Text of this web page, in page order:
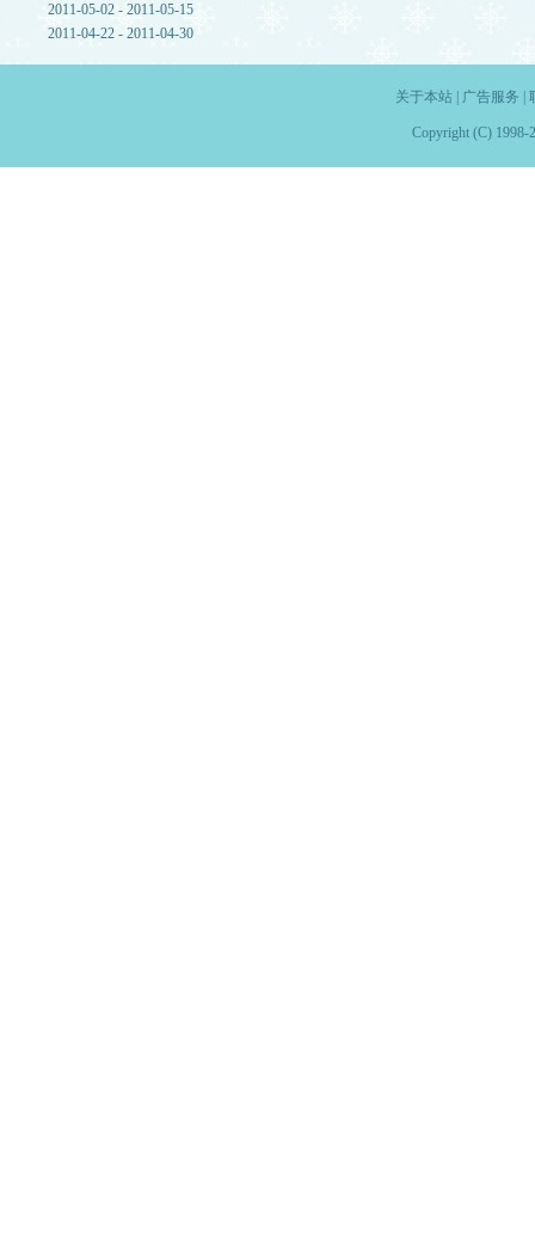
2011-05-02 - 2011-05-15
2011-04-22 - 2011-04-30
关于本站| 广告服务
Copyright (C) 1998-